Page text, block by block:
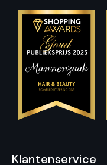
Klantenservice